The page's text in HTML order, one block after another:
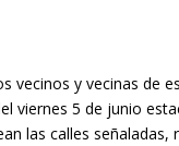
vecinos y vecinas de
viernes 5 de junio
las calles señaladas,